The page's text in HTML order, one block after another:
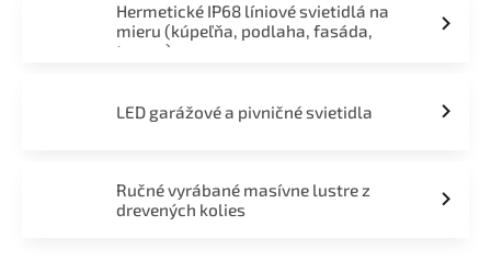
Hermetické IP68 líniové svietidlá na
mieru (kúpeľňa, podlaha, fasáda,
terasa)
LED garážové a pivničné svietidla
Ručné vyrábané masívne lustre z
drevených kolies